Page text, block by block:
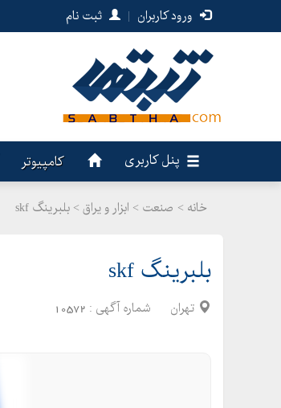
ورود کاربران | ثبت نام
پنل کاربری کامپیوتر
خانه > صنعت > ابزار و یراق > بلبرینگ skf
بلبرینگ skf
تهران شماره آگهی : 10572